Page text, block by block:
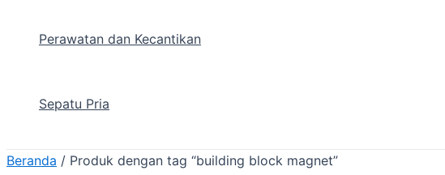
Perawatan dan Kecantikan
Sepatu Pria
Beranda / Produk dengan tag “building block magnet”